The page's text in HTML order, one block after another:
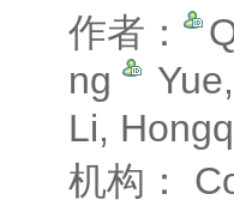
作者：
ng
Li,
机构：